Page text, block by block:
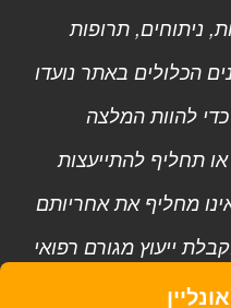
ניתוחים, תרופות
הכלולים באתר נועדו
להוות המלצה
תחליף להתייעצות
מחליף את אחריותם
ייעוץ מגורם רפואי